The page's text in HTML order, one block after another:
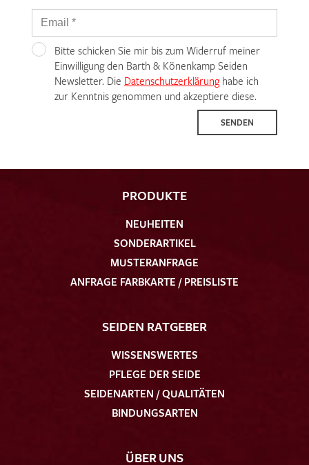
Bitte schicken Sie mir bis zum Widerruf meiner
Einwilligung den Barth & Könenkamp Seiden
Newsletter. Die Datenschutzerklärunghabe ich
zur Kenntnis genommen und akzeptiere diese.
SENDEN
PRODUKTE
NEUHEITEN
SONDERARTIKEL
MUSTERANFRAGE
ANFRAGE FARBKARTE / PREISLISTE
SEIDEN RATGEBER
WISSENSWERTES
PFLEGE DER SEIDE
SEIDENARTEN / QUALITÄTEN
BINDUNGSARTEN
ÜBER UNS